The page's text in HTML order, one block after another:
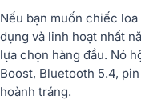
Nếu bạn muốn chiếc loa
dụng và linh hoạt nhất
lựa chọn hàng đầu. Nó
Boost, Bluetooth 5.4,
hoành tráng.